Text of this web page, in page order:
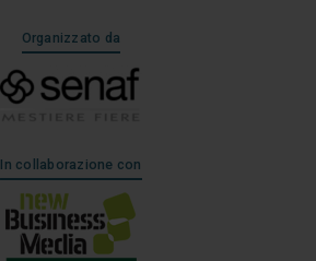
Organizzato da
In collaborazione con